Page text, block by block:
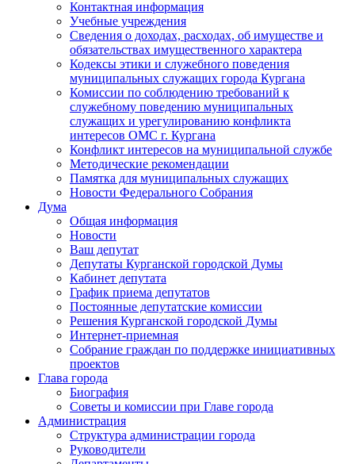
Контактная информация
Учебные учреждения
Сведения о доходах, расходах, об имуществе и
обязательствах имущественного характера
Кодексы этики и служебного поведения
муниципальных служащих города Кургана
Комиссии по соблюдению требований к
служебному поведению муниципальных
служащих и урегулированию конфликта
интересов ОМС г. Кургана
Конфликт интересов на муниципальной службе
Методические рекомендации
Памятка для муниципальных служащих
Новости Федерального Cобрания
Дума
Общая информация
Новости
Ваш депутат
Депутаты Курганской городской Думы
Кабинет депутата
График приема депутатов
Постоянные депутатские комиссии
Решения Курганской городской Думы
Интернет-приемная
Собрание граждан по поддержке инициативных
проектов
Глава города
Биография
Советы и комиссии при Главе города
Администрация
Структура администрации города
Руководители